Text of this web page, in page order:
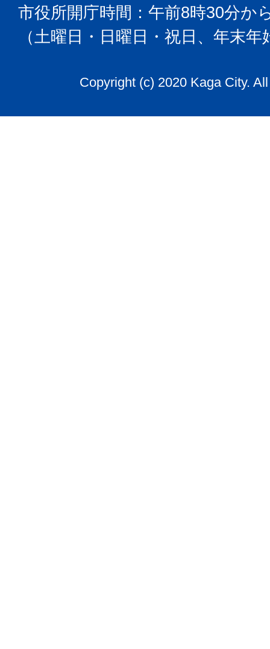
市役所開庁時間：午前8時30分か
（土曜日・日曜日・祝日、年末
Copyright (c) 2020 Kaga City.